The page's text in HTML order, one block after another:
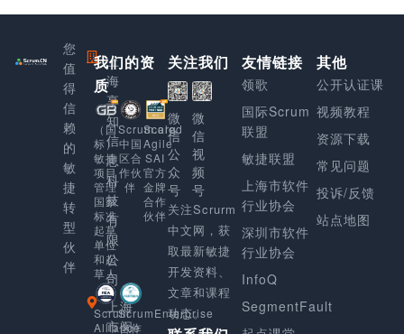
您
值
得
信
赖
的
敏
捷
转
型
伙
伴
上
海
享
知
信
息
科
技
有
限
公
司
上海
市闵
我们的资
质
（国
标）
敏捷
项目
管理
国家
标准
起草
单位
和起
草人
Scrum.org
中国
区合
作伙
伴
Scaled
Agile
SAI
官方
金牌
合作
伙伴
Scrum
Alliance
ScrumEnterprise
合作
关注我们
微
信
公
众
号
微
信
视
频
号
关注Scrurm
中文网，获
取最新敏捷
开发资料、
文章和课程
动态。
友情链接
领歌
国际Scrum
联盟
敏捷联盟
上海市软件
行业协会
深圳市软件
行业协会
InfoQ
SegmentFault
其他
公开认证课
视频教程
资源下载
常见问题
投诉/反馈
站点地图